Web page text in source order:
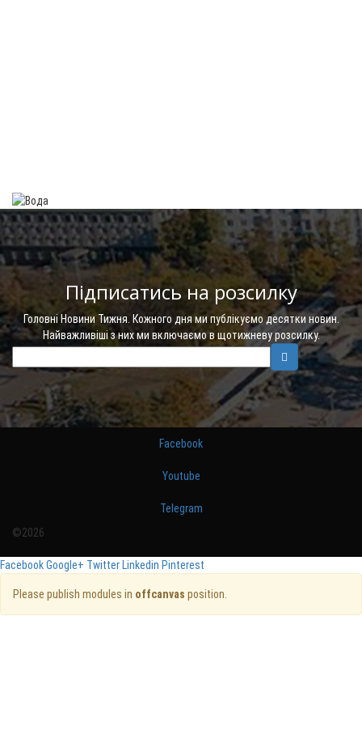
Підписатись на розсилку
Головні Новини Тижня. Кожного дня ми публікуємо десятки новин.
Найважливіші з них ми включаємо в щотижневу розсилку.
Facebook
Youtube
Telegram
©2026
FacebookGoogle+ Twitter Linkedin Pinterest
Please publish modules in offcanvas position.